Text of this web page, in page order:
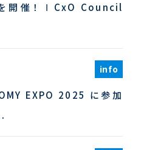
開催！ Ι CxO Council
info
EXPO 2025 に参加